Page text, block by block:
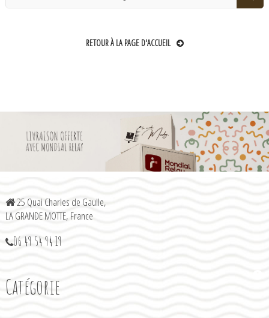
RETOUR À LA PAGE D'ACCUEIL
25 Quai Charles de Gaulle,
LA GRANDE MOTTE, France
06 49 54 94 19
Catégorie